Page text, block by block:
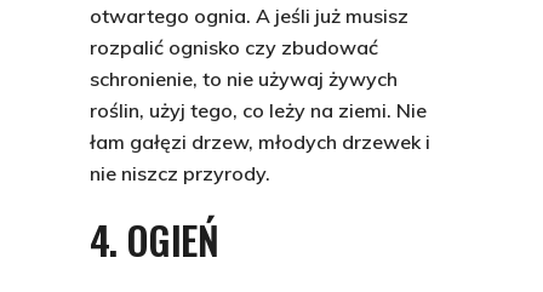
otwartego ognia. A jeśli już musisz
rozpalić ognisko czy zbudować
schronienie, to nie używaj żywych
roślin, użyj tego, co leży na ziemi. Nie
łam gałęzi drzew, młodych drzewek i
nie niszcz przyrody.
4. OGIEŃ